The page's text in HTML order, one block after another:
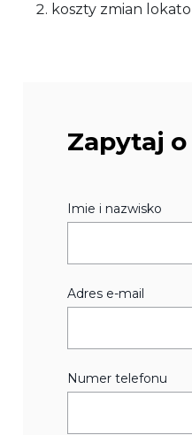
koszty zmian
Zapytaj
Imie i nazwisko
Adres e-mail
Numer telefonu